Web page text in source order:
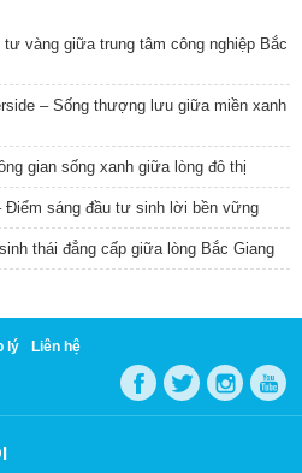
vàng giữa trung tâm công nghiệp Bắc
– Sống thượng lưu giữa miền xanh
gian sống xanh giữa lòng đô thị
Điểm sáng đầu tư sinh lời bền vững
thái đẳng cấp giữa lòng Bắc Giang
lý Liên hệ